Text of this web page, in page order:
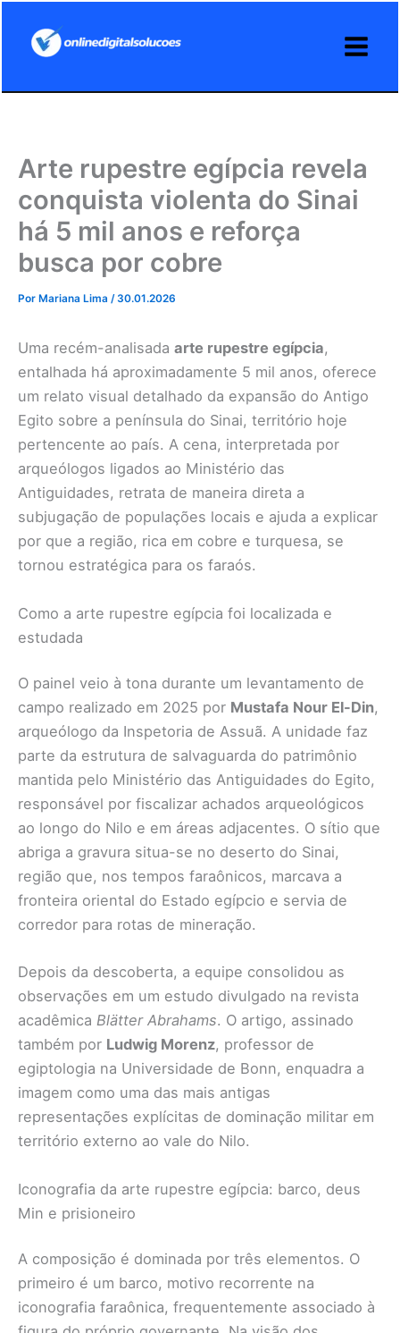
Arte rupestre egípcia revela
conquista violenta do Sinai
há 5 mil anos e reforça
busca por cobre
Por Mariana Lima /30.01.2026
Uma recém-analisada arte rupestre egípcia,
entalhada há aproximadamente 5 mil anos, oferece
um relato visual detalhado da expansão do Antigo
Egito sobre a península do Sinai, território hoje
pertencente ao país. A cena, interpretada por
arqueólogos ligados ao Ministério das
Antiguidades, retrata de maneira direta a
subjugação de populações locais e ajuda a explicar
por que a região, rica em cobre e turquesa, se
tornou estratégica para os faraós.
Como a arte rupestre egípcia foi localizada e
estudada
O painel veio à tona durante um levantamento de
campo realizado em 2025 por Mustafa Nour El-Din,
arqueólogo da Inspetoria de Assuã. A unidade faz
parte da estrutura de salvaguarda do patrimônio
mantida pelo Ministério das Antiguidades do Egito,
responsável por fiscalizar achados arqueológicos
ao longo do Nilo e em áreas adjacentes. O sítio que
abriga a gravura situa-se no deserto do Sinai,
região que, nos tempos faraônicos, marcava a
fronteira oriental do Estado egípcio e servia de
corredor para rotas de mineração.
Depois da descoberta, a equipe consolidou as
observações em um estudo divulgado na revista
acadêmica Blätter Abrahams. O artigo, assinado
também por Ludwig Morenz, professor de
egiptologia na Universidade de Bonn, enquadra a
imagem como uma das mais antigas
representações explícitas de dominação militar em
território externo ao vale do Nilo.
Iconografia da arte rupestre egípcia: barco, deus
Min e prisioneiro
A composição é dominada por três elementos. O
primeiro é um barco, motivo recorrente na
iconografia faraônica, frequentemente associado à